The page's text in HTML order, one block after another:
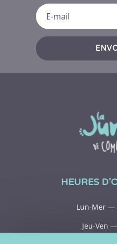
HEURES
Lun-Mer —
Jeu-Ven